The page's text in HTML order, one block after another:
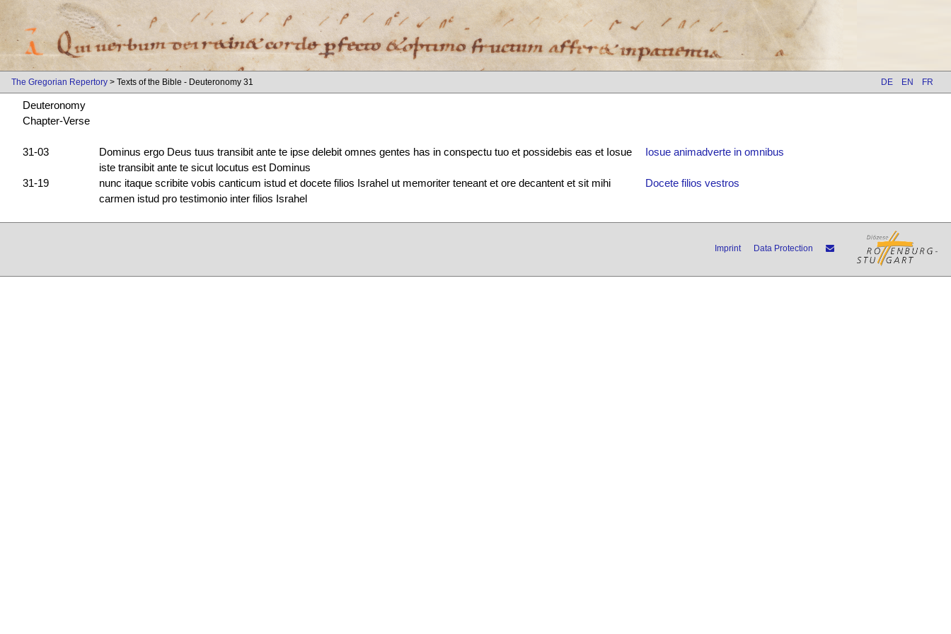
The Gregorian Repertory > Texts of the Bible - Deuteronomy 31 DE EN FR
Deuteronomy
Chapter-Verse
31-03
Dominus ergo Deus tuus transibit ante te ipse delebit omnes gentes has in conspectu tuo et possidebis eas et Iosue
iste transibit ante te sicut locutus est Dominus
Iosue animadverte in omnibus
31-19
nunc itaque scribite vobis canticum istud et docete filios Israhel ut memoriter teneant et ore decantent et sit mihi
carmen istud pro testimonio inter filios Israhel
Docete filios vestros
Imprint Data Protection